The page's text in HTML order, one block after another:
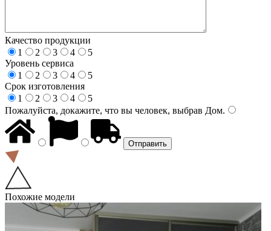
Качество продукции
1
2 3 4
5
Уровень сервиса
1
2 3 4
5
Срок изготовления
1
2 3 4
5
Пожалуйста, докажите, что вы человек, выбрав Дом.
Похожие модели